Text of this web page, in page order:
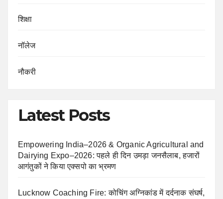
शिक्षा
नॉलेज
नौकरी
Latest Posts
Empowering India–2026 & Organic Agricultural and
Dairying Expo–2026: पहले ही दिन उमड़ा जनसैलाब, हजारों
आगंतुकों ने किया एक्सपो का भ्रमण
Lucknow Coaching Fire: कोचिंग अग्निकांड में दर्दनाक संघर्ष,